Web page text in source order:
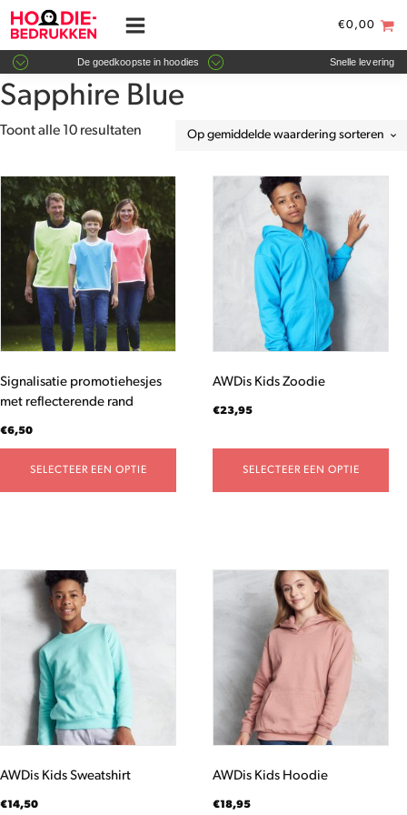
€0,00
De goedkoopste in hoodies Snelle levering
Sapphire Blue
Toont alle 10 resultaten Gesorteerd
gemiddelde
waardering
Signalisatie promotiehesjes
met reflecterende rand
€6,50
SELECTEER EEN OPTIE
Dit
product
meerdere
variaties.
Deze
optie
kan
gekozen
op
de
productpagina
AWDis Kids Zoodie
€23,95
SELECTEER EEN OPTIE
meerdere
variaties.
op
de
AWDis Kids Sweatshirt
€14,50
product
meerdere
variaties.
optie
gekozen
op
de
AWDis Kids Hoodie
€18,95
heeft
meerdere
variaties.
Deze
gekozen
op
de